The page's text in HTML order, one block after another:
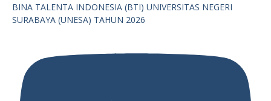
BINA TALENTA INDONESIA (BTI) UNIVERSITAS NEGERI
SURABAYA (UNESA) TAHUN 2026